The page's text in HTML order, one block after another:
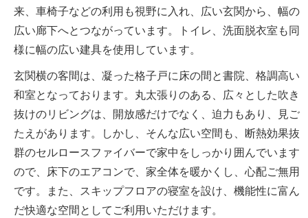
来、車椅子などの利用も視野に入れ、広い玄関から、幅の
広い廊下へとつながっています。トイレ、洗面脱衣室も同
様に幅の広い建具を使用しています。
玄関横の客間は、凝った格子戸に床の間と書院、格調高い
和室となっております。丸太張りのある、広々とした吹き
抜けのリビングは、開放感だけでなく、迫力もあり、見ご
たえがあります。しかし、そんな広い空間も、断熱効果抜
群のセルロースファイバーで家中をしっかり囲んでいます
ので、床下のエアコンで、家全体を暖かくし、心配ご無用
です。また、スキップフロアの寝室を設け、機能性に富ん
だ快適な空間としてご利用いただけます。